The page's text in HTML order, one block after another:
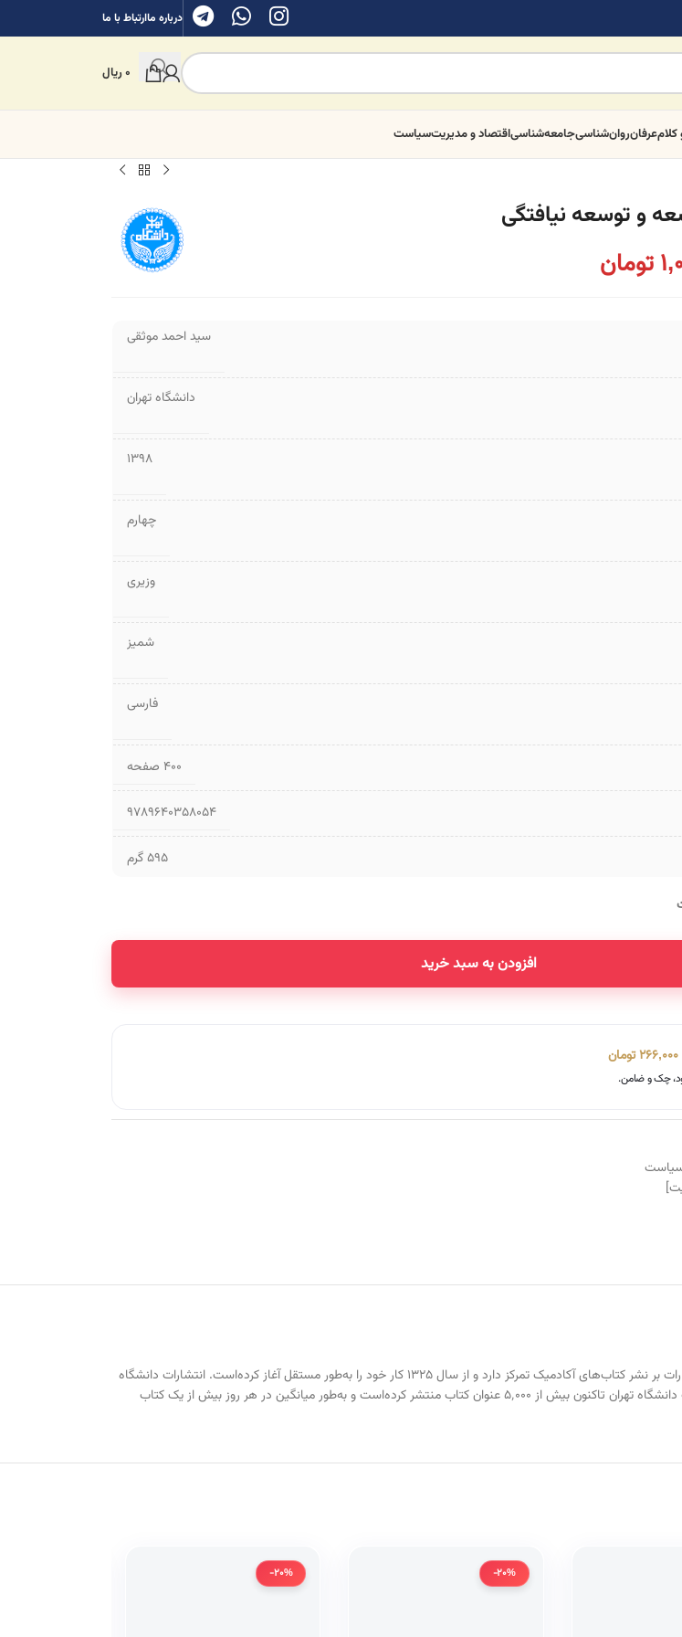
درباره ماارتباط با ما
0ریال
کلامعرفانروان‌شناسیجامعه‌شناسیاقتصاد و مدیریتسیاست
و توسعه نیافتگی
تومان
سید احمد موثقی
دانشگاه تهران
1398
چهارم
وزیری
شمیز
فارسی
۴۰۰ صفحه
9789640358054
595 گرم
افزودن به سبد خرید
266,000تومان
یک ناشر دانشگاهی در ایران است که به دانشگاه تهران وابسته است. این انتشارات بر نشر کتاب‌های آکادمیک تمرکز دارد و از سال ۱۳۲۵ کار خود را به‌طور مستقل آغاز کرده‌است. انتشارات دانشگاه
است. انتشارات دانشگاه تهران تاکنون بیش از ۵٬۰۰۰ عنوان کتاب منتشر کرده‌است و به‌طور میانگین در هر روز بیش از یک کتاب
-20%
-20%